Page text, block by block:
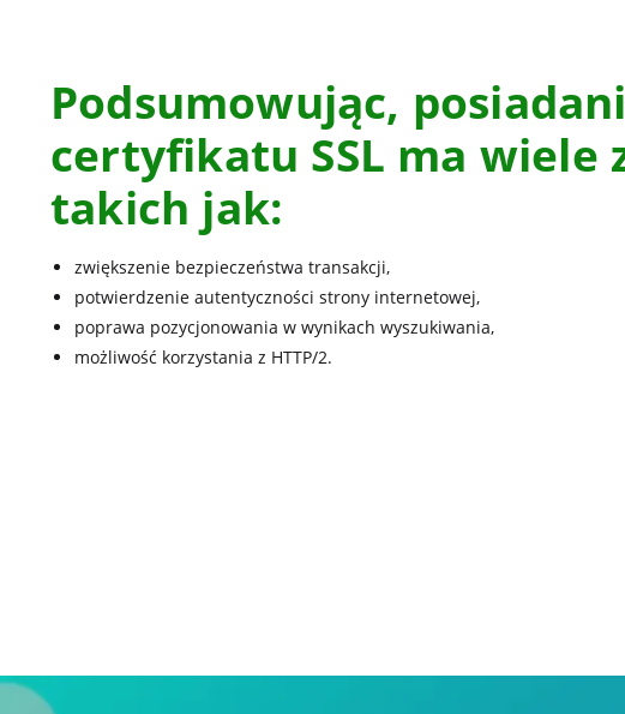
Podsumowując,
certyfikatu SSL ma wiele
takich jak:
zwiększenie bezpieczeństwa transakcji,
potwierdzenie autentyczności strony internetowej,
poprawa pozycjonowania w wynikach wyszukiwania,
możliwość korzystania z HTTP/2.